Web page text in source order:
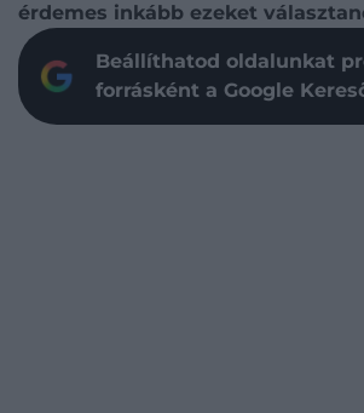
érdemes inkább ezeket
Beállíthatod oldalunkat
forrásként a Google